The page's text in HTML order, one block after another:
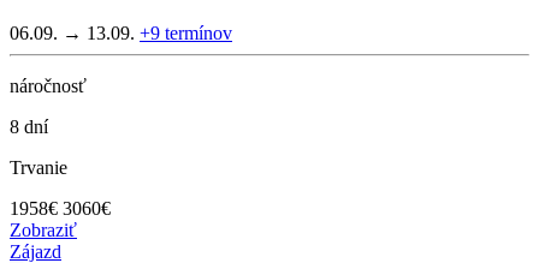
06.09. → 13.09. +9 termínov
náročnosť
8 dní
Trvanie
1958€ 3060€
Zobraziť
Zájazd